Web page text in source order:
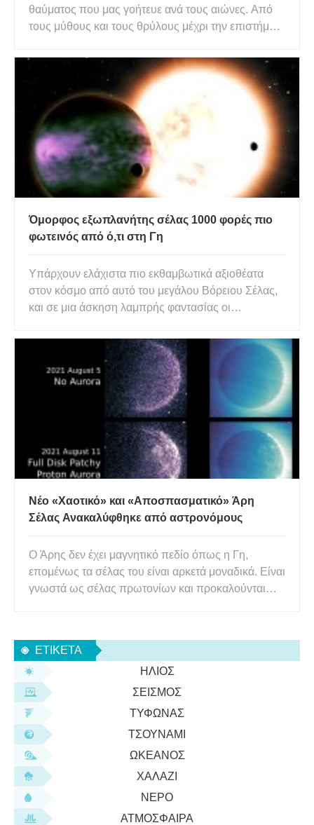
θαύματος που μας γοήτευε ανά τους αιώνες. Από
τους μύθους και τους θρύλους μέχρι την επιστήμη,
προσπαθούμε να κατανοήσουμε το νόημά τους.
Από το πνεύμα των νεκρών μέχρι τους θεούς που
κινούνταν στον ουρανό, πολλοί άνθ
Όμορφος εξωπλανήτης σέλας 1000 φορές πιο
φωτεινός από ό,τι στη Γη
Υπάρχουν ελάχιστα πιο εκθαμβωτικά αξιοθέατα
στον κόσμο από αυτό του μεγάλου Βόρειου Σέλας,
και σε μια άσκηση λαμπρής φαντασίας οι
σέλας σε τεράστιους καυτούς πλανήτες. Οι
επιστήμονες έτρεξαν μοντέλα υπολογιστών των
αποκαλούμενων «καυτών Δία» τοποθετημένων
Νέο «Χαοτικό» και «Αποσπασματικό» Άρη
Σέλας Ανακαλύφθηκε από αστρονόμους
Ο Άρης δεν έχει μαγνητικό πεδίο όπως η Γη,
επομένως τα σέλας του είναι αρκετά μοναδικά. Είναι
γνωστά ως σέλας πρωτονίων και προκαλούνται
διεισδύουν βαθύτερα, απελευθερώνοντας
υπεριώδες φως καθώς επιβραδύνου
ΕΤΙΚΈΤΑ
ΉΛΙΟΣ
ΣΕΙΣΜΌΣ
ΤΥΦΏΝΑΣ
ΤΣΟΥΝΆΜΙ
ΩΚΕΑΝΌΣ
ΧΑΛΆΖΙ
ΝΕΡΌ
ΑΤΜΌΣΦΑΙΡΑ